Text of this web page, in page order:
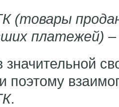
(товары
платежей)
поэтому
.